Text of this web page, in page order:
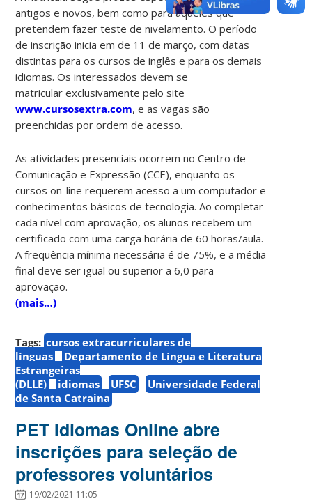
antigos e novos, bem como para aqueles que
pretendem fazer teste de nivelamento. O período
de inscrição inicia em de 11 de março, com datas
distintas para os cursos de inglês e para os demais
idiomas. Os interessados devem se
matricular exclusivamente pelo site
www.cursosextra.com, e as vagas são
preenchidas por ordem de acesso.
As atividades presenciais ocorrem no Centro de
Comunicação e Expressão (CCE), enquanto os
cursos on-line requerem acesso a um computador e
conhecimentos básicos de tecnologia. Ao completar
cada nível com aprovação, os alunos recebem um
certificado com uma carga horária de 60 horas/aula.
A frequência mínima necessária é de 75%, e a média
final deve ser igual ou superior a 6,0 para
aprovação.
(mais…)
Tags: cursos extracurriculares de
línguas
Departamento de Língua e Literatura
Estrangeiras
(DLLE)
idiomas UFSC
Universidade Federal
de Santa Catraina
PET Idiomas Online abre
inscrições para seleção de
professores voluntários
19/02/2021 11:05